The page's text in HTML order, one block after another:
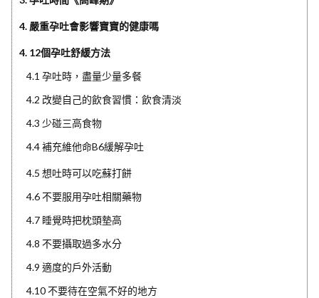
4. 嚴重孕吐會影響寶寶的健康嗎
4. 12個孕吐舒緩方法
4.1 孕吐時，盡量少量多餐
4.2 改變自己的飲食習慣：飲食清淡
4.3 少碰三高食物
4.4 補充維他命B6緩解孕吐
4.5 想吐時可以吃蘇打餅
4.6 不要服用孕吐相關藥物
4.7 睡覺時把枕頭墊高
4.8 不要攝取過多水分
4.9 適度的戶外活動
4.10 不要待在空氣不好的地方